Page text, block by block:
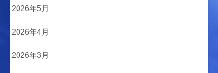
2026年5月
2026年4月
2026年3月